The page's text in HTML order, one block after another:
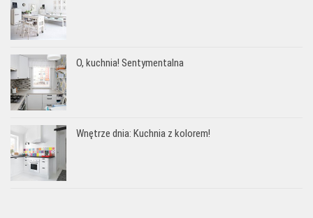
O, kuchnia! Sentymentalna
Wnętrze dnia: Kuchnia z kolorem!